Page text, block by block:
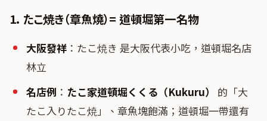
1. たこ焼き（章魚燒）= 道頓堀第一名物
大阪發祥 ：たこ焼き 是大阪代表小吃，道頓堀名店
林立
名店例 ： たこ家道頓堀くくる（Kukuru）
的「大
たこ入りたこ焼」、章魚塊飽滿；道頓堀一帶還有